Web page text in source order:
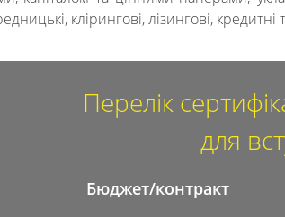
клірингові, лізингові, кредитні
Перелік
для
Бюджет/контракт